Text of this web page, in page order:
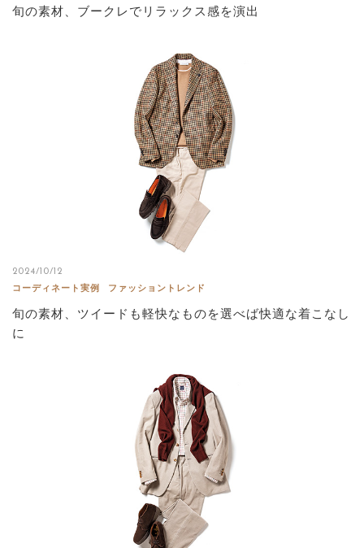
旬の素材、ブークレでリラックス感を演出
2024/10/12
コーディネート実例
ファッショントレンド
旬の素材、ツイードも軽快なものを選べば快適な着こなし
に